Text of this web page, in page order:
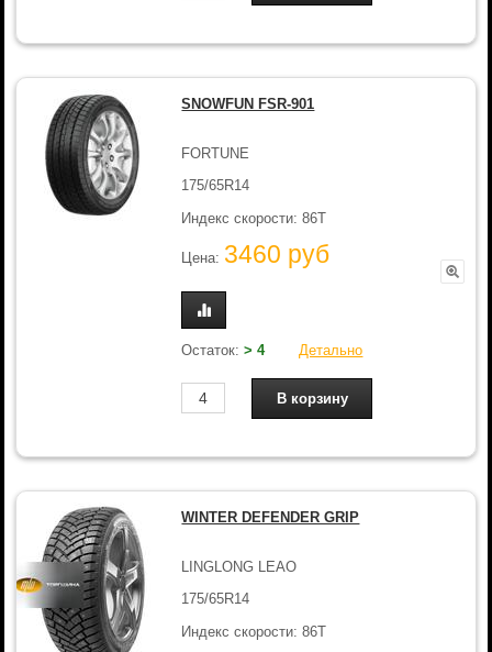
SNOWFUN FSR-901
FORTUNE
175/65R14
Индекс скорости: 86T
Цена: 3460 руб
Остаток:> 4 Детально
WINTER DEFENDER GRIP
LINGLONG LEAO
175/65R14
Индекс скорости: 86T